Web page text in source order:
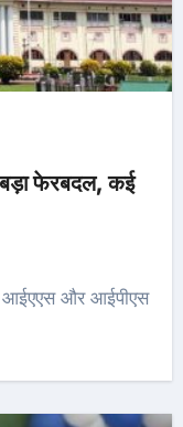
बड़ा फेरबदल, कई